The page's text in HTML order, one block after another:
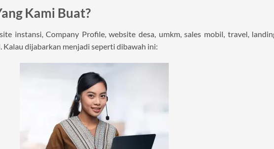
Kami Buat?
instansi, Company Profile, website desa, umkm, sales mobil, travel,
Kalau dijabarkan menjadi seperti dibawah ini: